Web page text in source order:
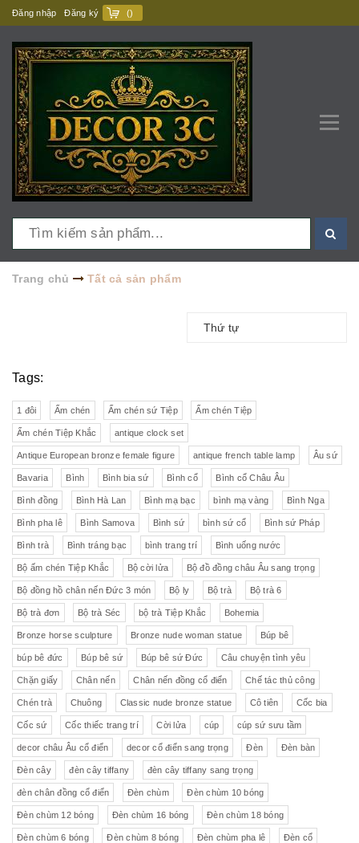
Đăng nhập Đăng ký ()
Trang chủ Tất cả sản phẩm
Thứ tự
Tags:
1 đôi Ấm chén Ấm chén sứ Tiệp Ấm chén Tiệp
Ấm chén Tiệp Khắc antique clock set
Antique European bronze female figure antique french table lamp Âu sứ
Bavaria Bình Bình bia sứ Bình cổ Bình cổ Châu Âu
Bình đồng Bình Hà Lan Bình mạ bạc bình mạ vàng Bình Nga
Bình pha lê Bình Samova Bình sứ bình sứ cổ Bình sứ Pháp
Bình trà Bình tráng bạc bình trang trí Bình uống nước
Bộ ấm chén Tiệp Khắc Bộ cời lửa Bộ đồ đồng châu Âu sang trọng
Bộ đồng hồ chân nến Đức 3 món Bộ ly Bộ trà Bộ trà 6
Bộ trà đơn Bộ trà Séc bộ trà Tiệp Khắc Bohemia
Bronze horse sculpture Bronze nude woman statue Búp bê
búp bê đức Búp bê sứ Búp bê sứ Đức Câu chuyện tình yêu
Chặn giấy Chân nến Chân nến đồng cổ điển Chế tác thủ công
Chén trà Chuông Classic nude bronze statue Cô tiên Cốc bia
Cốc sứ Cốc thiếc trang trí Cời lửa cúp cúp sứ sưu tầm
decor châu Âu cổ điển decor cổ điển sang trọng Đèn Đèn bàn
Đèn cây đèn cây tiffany đèn cây tiffany sang trọng
đèn chân đồng cổ điển Đèn chùm Đèn chùm 10 bóng
Đèn chùm 12 bóng Đèn chùm 16 bóng Đèn chùm 18 bóng
Đèn chùm 6 bóng Đèn chùm 8 bóng Đèn chùm pha lê Đèn cổ